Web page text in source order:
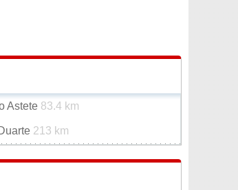
Astete 83.4 km
213 km